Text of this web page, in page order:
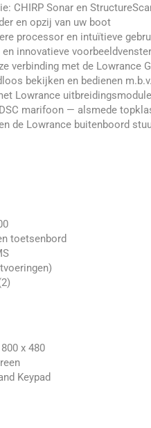
CHIRP Sonar en
en opzij van uw boot
processor en intuïtieve
innovatieve
verbinding met de Lowrance
bekijken en bedienen
Lowrance
marifoon — alsmede
de Lowrance buitenboord
toetsenbord
x 480
Keypad